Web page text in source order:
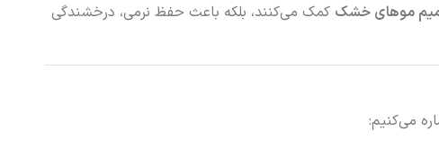
موهای خشک کمک می‌کنند، بلکه باعث حفظ نرمی، درخشندگی
می‌کنیم: